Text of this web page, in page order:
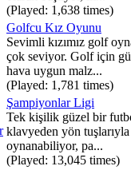
(Played: 1,638 times)
Golfcu Kız Oyunu
Sevimli kızımız golf
çok seviyor. Golf için
hava uygun malz...
(Played: 1,781 times)
Şampiyonlar Ligi
Tek kişilik güzel bir
klavyeden yön tuşlarıyla
oynanabiliyor, pa...
(Played: 13,045 times)